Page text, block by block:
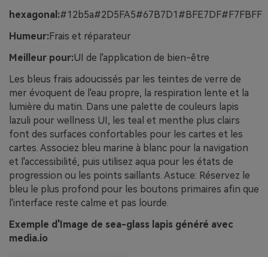
hexagonal:#12b5a#2D5FA5#67B7D1#BFE7DF#F7FBFF
Humeur:Frais et réparateur
Meilleur pour:UI de l'application de bien-être
Les bleus frais adoucissés par les teintes de verre de
mer évoquent de l'eau propre, la respiration lente et la
lumière du matin. Dans une palette de couleurs lapis
lazuli pour wellness UI, les teal et menthe plus clairs
font des surfaces confortables pour les cartes et les
cartes. Associez bleu marine à blanc pour la navigation
et l'accessibilité, puis utilisez aqua pour les états de
progression ou les points saillants. Astuce: Réservez le
bleu le plus profond pour les boutons primaires afin que
l'interface reste calme et pas lourde.
Exemple d'Image de sea-glass lapis généré avec
media.io